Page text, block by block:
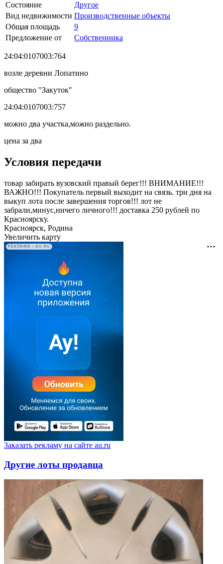
Состояние
Другое
Вид недвижимости Производственные объекты
Общая площадь
9
Предложение от
Собственника
24:04:0107003:764
возле деревни Лопатино
общество "Закуток"
24:04:0107003:757
можно два участка,можно раздельно.
цена за два
Условия передачи
товар забирать вузовский правый берег!!! ВНИМАНИЕ!!!
ВАЖНО!!! Покупатель первый выходит на связь. три дня на
выкуп лота после завершения торгов!!! лот не
забрали,минус,ничего личного!!! доставка 250 рублей по
Красноярску.
Красноярск, Родина
Увеличить карту
РЕКЛАМА • AU.RU
Заказать рекламу на сайте au.ru
Другие лоты продавца